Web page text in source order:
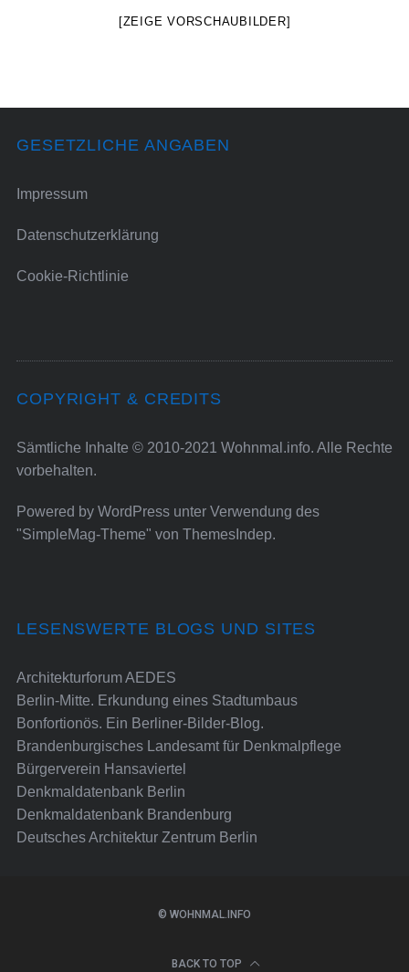
[ZEIGE VORSCHAUBILDER]
GESETZLICHE ANGABEN
Impressum
Datenschutzerklärung
Cookie-Richtlinie
COPYRIGHT & CREDITS
Sämtliche Inhalte © 2010-2021 Wohnmal.info. Alle Rechte
vorbehalten.
Powered by WordPressunter Verwendung des
"SimpleMag-Theme" von ThemesIndep.
LESENSWERTE BLOGS UND SITES
Architekturforum AEDES
Berlin-Mitte. Erkundung eines Stadtumbaus
Bonfortionös. Ein Berliner-Bilder-Blog.
Brandenburgisches Landesamt für Denkmalpflege
Bürgerverein Hansaviertel
Denkmaldatenbank Berlin
Denkmaldatenbank Brandenburg
Deutsches Architektur Zentrum Berlin
© WOHNMAL.INFO
BACK TO TOP